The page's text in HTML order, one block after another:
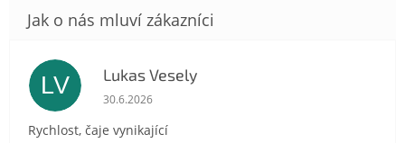
LV Lukas Vesely
Hodnocení obchodu je 5 z 5 hvězdiček.
30.6.2026
Rychlost, čaje vynikající